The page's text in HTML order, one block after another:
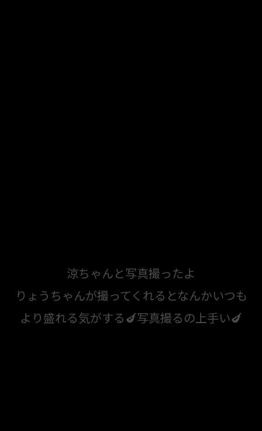
涼ちゃんと写真撮ったよ
りょうちゃんが撮ってくれるとなんかいつも
より盛れる気がする🍆写真撮るの上手い🍆